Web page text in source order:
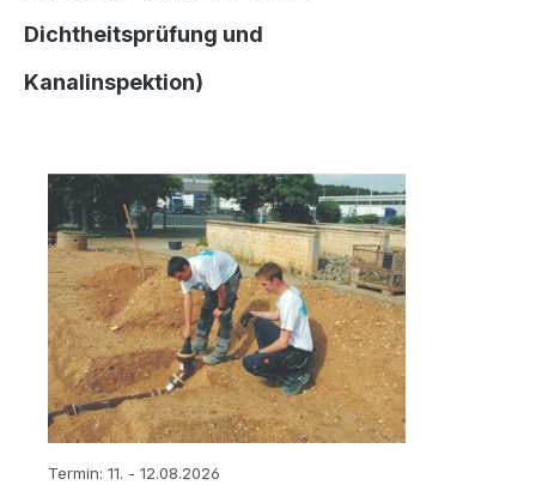
Dichtheitsprüfung und
Kanalinspektion)
Bildergalerie überspringen
Termin: 11. - 12.08.2026